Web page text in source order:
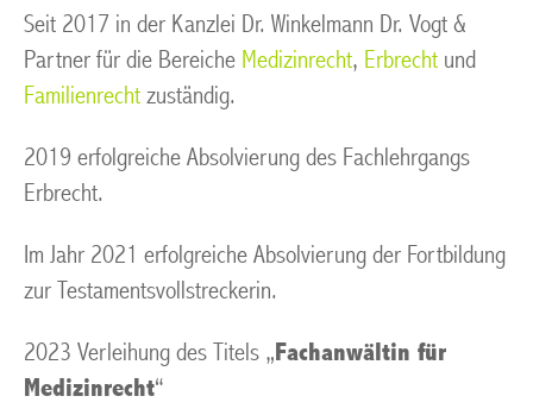
Seit 2017 in der Kanzlei Dr. Winkelmann Dr. Vogt &
Partner für die Bereiche Medizinrecht, Erbrecht und
Familienrecht zuständig.
2019 erfolgreiche Absolvierung des Fachlehrgangs
Erbrecht.
Im Jahr 2021 erfolgreiche Absolvierung der Fortbildung
zur Testamentsvollstreckerin.
2023 Verleihung des Titels „Fachanwältin für
Medizinrecht“